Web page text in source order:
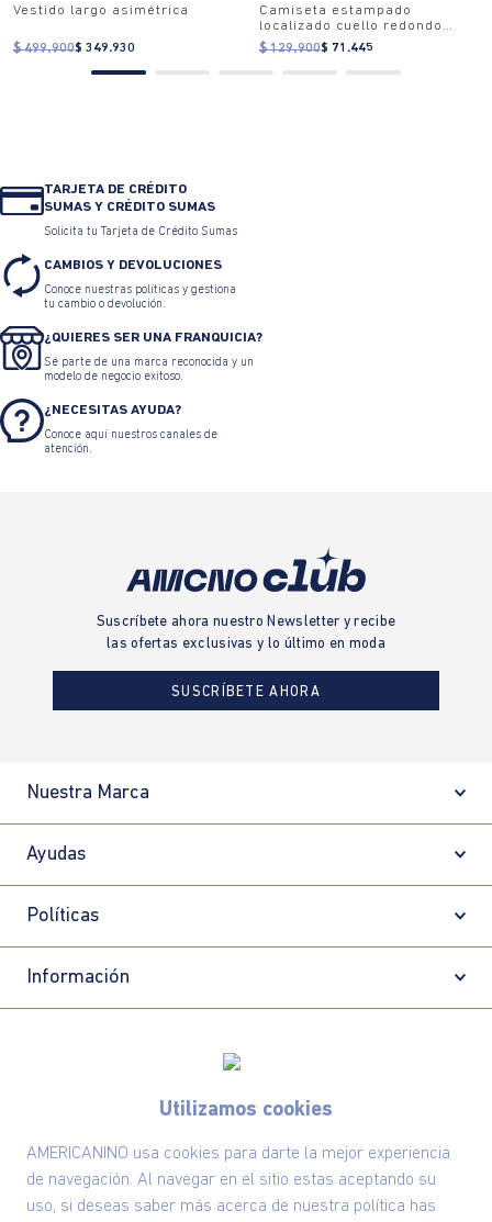
Utilizamos cookies
AMERICANINO usa cookies para darte la mejor experiencia
de navegación. Al navegar en el sitio estas aceptando su
uso, si deseas saber más acerca de nuestra política has
Vestido largo asimétrica
$ 499.900$ 349.930
Camiseta estampado
localizado cuello redondo
para mujer
$ 129.900$ 71.445
TARJETA DE CRÉDITO
SUMAS Y CRÉDITO SUMAS
Solicita tu Tarjeta de Crédito Sumas
CAMBIOS Y DEVOLUCIONES
Conoce nuestras políticas y gestiona
tu cambio o devolución.
¿QUIERES SER UNA FRANQUICIA?
Sé parte de una marca reconocida y un
modelo de negocio exitoso.
¿NECESITAS AYUDA?
Conoce aquí nuestros canales de
atención.
Suscríbete ahora nuestro Newsletter y recibe
las ofertas exclusivas y lo último en moda
SUSCRÍBETE AHORA
Nuestra Marca
Ayudas
Políticas
Información